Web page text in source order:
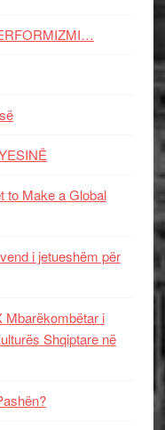
to Make a Global
i jetueshëm për
Mbarëkombëtar i
Shqiptare në